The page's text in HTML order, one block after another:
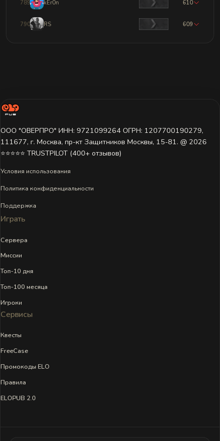
789 kEr0n 610
790 RS 609
ООО "ОВЕРПРО" ИНН: 9721099264 ОГРН: 1207700190279,
111677, г. Москва, пр-кт Защитников Москвы, 15-81. @ 2026 ㅤ
⭐⭐⭐⭐⭐ TRUSTPILOT (400+ отзывов)
Условия использования
Политика конфиденциальности
Поддержка
Играть
Сервера
Миссии
Топ-10 дня
Топ-100 месяца
Игроки
Сервисы
Квесты
FreeCase
Промокоды ELO
Правила
ELOPUB 2.0